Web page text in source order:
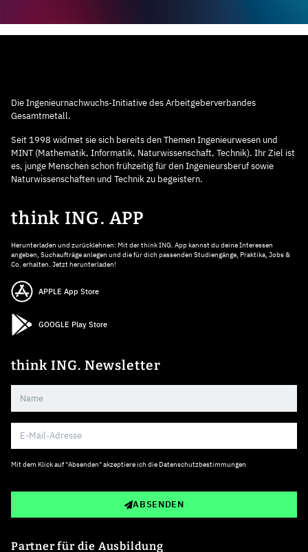
Die Ingenieurnachwuchs-Initiative des Arbeitgeberverbandes
Gesamtmetall.
Seit 1998 widmet sie sich bereits den Themen Ingenieurwesen und
MINT (Mathematik, Informatik, Naturwissenschaft, Technik). Ihr Ziel ist
es, junge Menschen schon frühzeitig für den Ingenieursberuf sowie
Naturwissenschaften und Technik zu begeistern.
think ING. APP
Herunterladen und zurücklehnen: Mit der think ING. App kannst du deine Interessen
angeben, Suchaufträge anlegen und die für dich passenden Studiengänge, Praktika, Jobs &
Co. erhalten. Jetzt herunterladen!
APPLE App Store
GOOGLE Play Store
think ING. Newsletter
Mit dem Klick auf "Absenden" akzeptiere ich die Datenschutzbestimmungen
ABSENDEN
Partner für die Ausbildung